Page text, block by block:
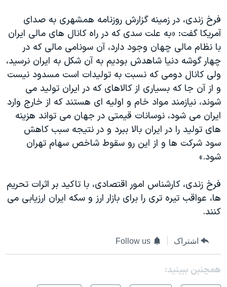
فرخ زندی، در زمینه گزارش روزنامه همشهری به صدای
آمریکا گفت: «به علت سدی که در راه کانال های مالی ایران
با نظام مالی چهان وجود دارد، آن سونامی مالی که در
چهار گوشه دنیا شاهدش بودیم به آن شکل به ایران نرسید،
ولی کانال دومی که نسبت به تولیدات است مسدود نیست
و از آن جا که بسیاری از کالاهای که در ایران تولید می
شوند، نیازمند مواد خام و اولیه ای هستند که از خارج وارد
ایران می شود، نوسانات قیمتی در جهان می تواند هزینه
های تولید را در ایران بالا ببرد و در نتیجه سبب کاهش
سود شرکت ها و از این رو سقوط شاخص سهام تهران
شود.»
فرخ زندی، کارشناس امور اقتصادی، با تاکید بر اثرات تحریم
ها، عواقب تیره تری را برای بازار ارز و سکه ایران ارزیابی می
کنند.
اشتراک Follow us
همچنبن ببینید: